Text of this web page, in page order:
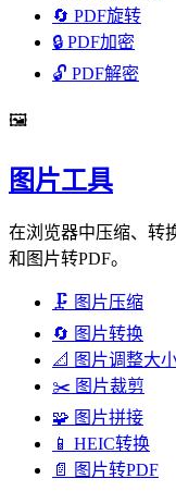
🔄 PDF旋转
🔒 PDF加密
🔓 PDF解密
🖼️
图片工具
在浏览器中压缩、转
和图片转PDF。
🗜️ 图片压缩
🔄 图片转换
📐 图片调整大
✂️ 图片裁剪
🧩 图片拼接
📱 HEIC转换
📄
图片转PDF